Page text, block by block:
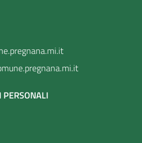
PERSONALI